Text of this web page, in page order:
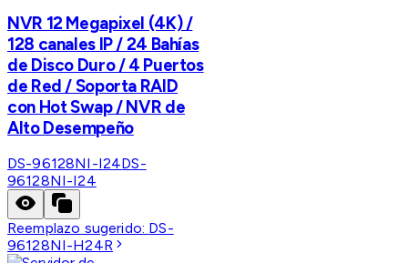
NVR 12 Megapixel (4K) /
128 canales IP / 24 Bahías
de Disco Duro / 4 Puertos
de Red / Soporta RAID
con Hot Swap / NVR de
Alto Desempeño
DS-96128NI-I24DS-
96128NI-I24
Reemplazo sugerido: DS-
96128NI-H24R